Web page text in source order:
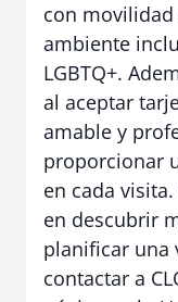
con
ambiente
LGBTQ+.
al aceptar
amable y
proporcionar
en cada
en descubrir
planificar una
contactar a